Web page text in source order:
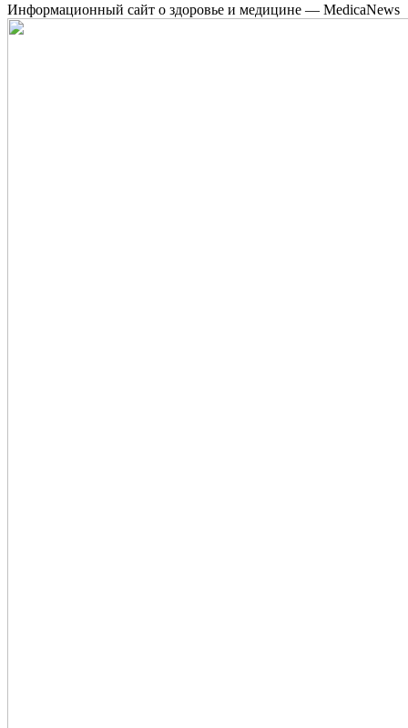
Информационный сайт о здоровье и медицине — MedicaNews